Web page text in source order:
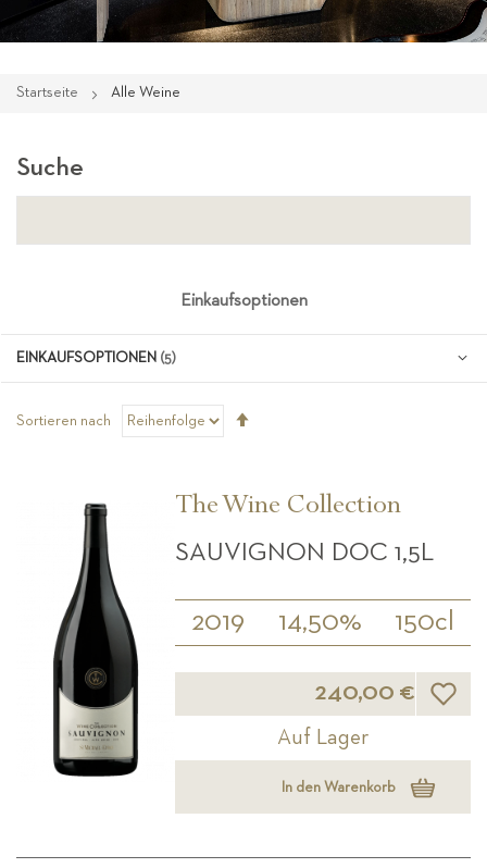
Startseite Alle Weine
Sortieren nach
The Wine Collection
SAUVIGNON DOC 1,5L
2019 14,50% 150cl
240,00 €
Auf Lager
In den Warenkorb
Suche
Einkaufsoptionen
EINKAUFSOPTIONEN